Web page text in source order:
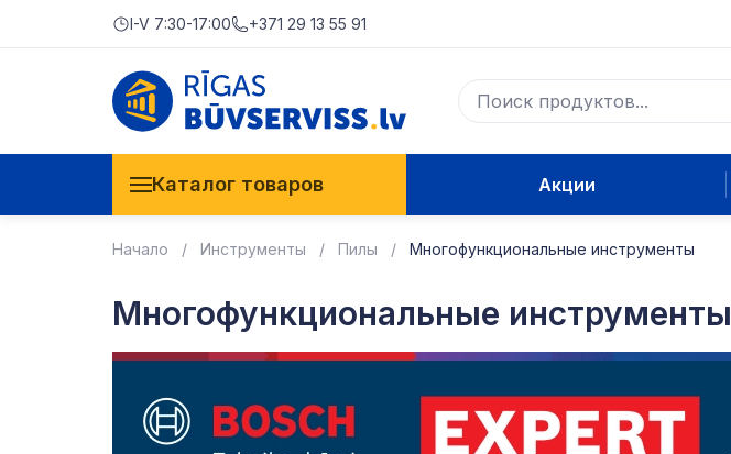
I-V 7:30-17:00 +371 29 13 55 91
Каталог товаров Акции
Начало Инструменты Пилы Многофункциональные инструменты
Многофункциональные инструменты